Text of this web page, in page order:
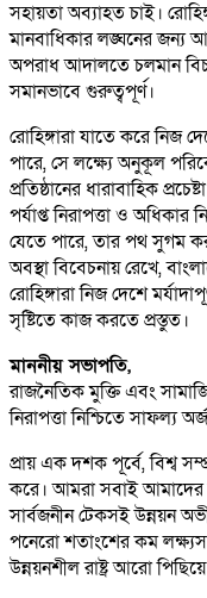
সহায়তা অব্যাহত চাই।
মানবাধিকার লঙ্ঘনের জন্য
অপরাধ আদালতে চলমান
সমানভাবে গুরুত্বপূর্ণ।
রোহিঙ্গারা যাতে করে নিজ
পারে, সে লক্ষ্যে অনুকূল
প্রতিষ্ঠানের ধারাবাহিক
পর্যাপ্ত নিরাপত্তা ও
যেতে পারে, তার পথ সুগম
অবস্থা বিবেচনায় রেখে,
রোহিঙ্গারা নিজ দেশে
সৃষ্টিতে কাজ করতে প্রস্তুত।
মাননীয় সভাপতি,
রাজনৈতিক মুক্তি এবং
নিরাপত্তা নিশ্চিতে সাফল্য
প্রায় এক দশক পূর্বে, বিশ্ব
করে। আমরা সবাই আমাদের
সার্বজনীন টেকসই উন্নয়ন
পনেরো শতাংশের কম
উন্নয়নশীল রাষ্ট্র আরো